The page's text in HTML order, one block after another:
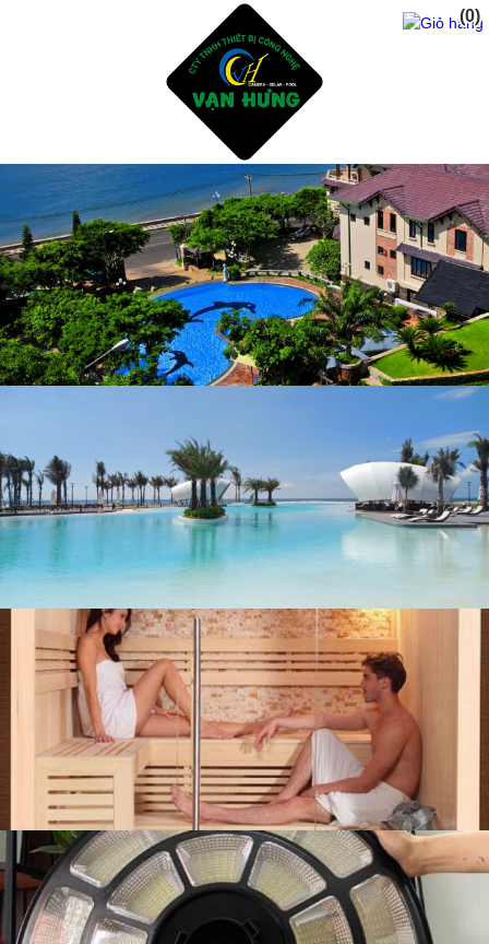
Trang Chủ
Giới Thiệu
Dịch vụ
Sản Phẩm
Tư Vấn Thiết Kế Xây Dụng Hồ Bơi
Thiết Bị Và Phụ Kiện Hồ Bơi
Hóa Chất Xữ Lý Nước Hồ Bơi
Dịch Vụ Chăm Sóc Hồ Bơi
Thiết Kế Phòng Tắm sauna - steam bath
Tư Vấn Thiết Kế Xây Dụng Hồ CáKoi - Thiết Bị Lọc
Phụ Gia Chống Thấm Hồ Bơi - Hồ CáKoi
Dự Án
liên hệ
(0)